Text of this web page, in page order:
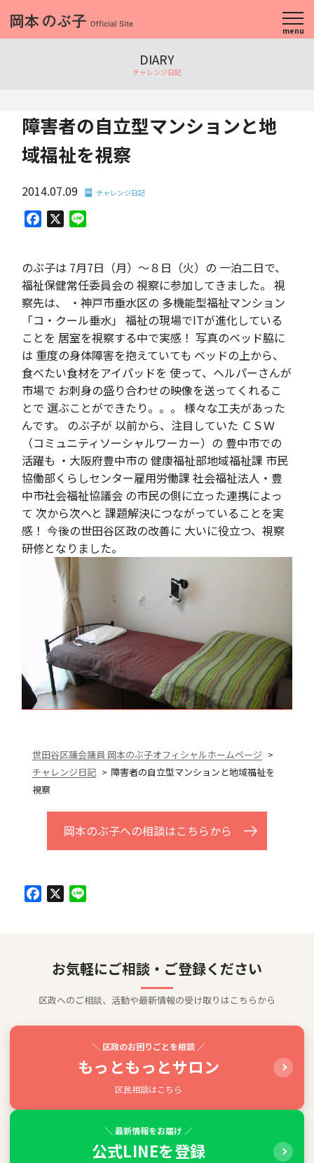
menu
DIARY
チャレンジ日記
障害者の自立型マンションと地
域福祉を視察
2014.07.09 チャレンジ日記
Facebook
のぶ子は 7月7日（月）～８日（火）の 一泊二日で、
福祉保健常任委員会の 視察に参加してきました。 視
察先は、 ・神戸市垂水区の 多機能型福祉マンション
「コ・クール垂水」 福祉の現場でITが進化している
ことを 居室を視察する中で実感！ 写真のベッド脇に
は 重度の身体障害を抱えていても ベッドの上から、
食べたい食材をアイパッドを 使って、ヘルパーさんが
市場で お刺身の盛り合わせの映像を送ってくれるこ
とで 選ぶことができたり。。。 様々な工夫があった
んです。 のぶ子が 以前から、注目していた ＣＳＷ
（コミュニティソーシャルワーカー）の 豊中市での
活躍も ・大阪府豊中市の 健康福祉部地域福祉課 市民
協働部くらしセンター雇用労働課 社会福祉法人・豊
中市社会福祉協議会 の市民の側に立った連携によっ
て 次から次へと 課題解決につながっていることを実
感！ 今後の世田谷区政の改善に 大いに役立つ、視察
研修となりました。
世田谷区議会議員 岡本のぶ子オフィシャルホームページ
チャレンジ日記
障害者の自立型マンションと地域福祉を
視察
岡本のぶ子への相談はこちらから
Facebook
お気軽にご相談・ご登録ください
区政へのご相談、活動や最新情報の受け取りはこちらから
＼ 区政のお困りごとを相談 ／
もっともっとサロン
区民相談はこちら
＼ 最新情報をお届け ／
公式LINEを登録